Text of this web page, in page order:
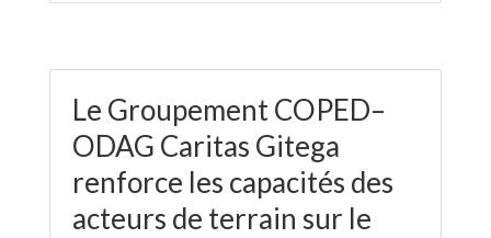
Le Groupement COPED–
ODAG Caritas Gitega
renforce les capacités des
acteurs de terrain sur le